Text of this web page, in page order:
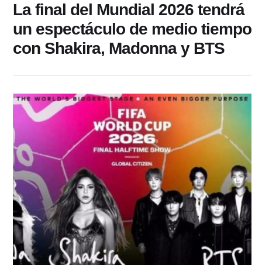
La final del Mundial 2026 tendrá
un espectáculo de medio tiempo
con Shakira, Madonna y BTS